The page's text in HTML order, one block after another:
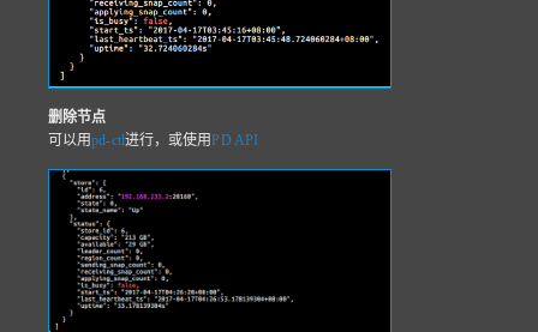
删除节点
可以用pd-ctl进行，或使用PD API